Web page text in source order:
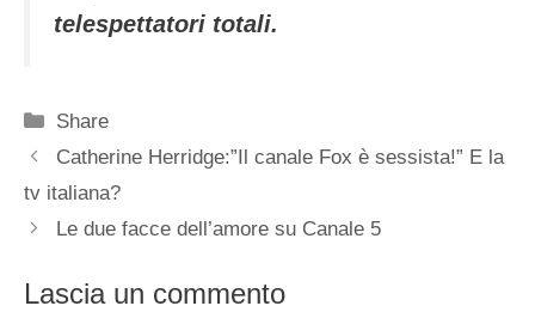
telespettatori totali.
Categorie
Share
Catherine Herridge:”Il canale Fox è sessista!” E la
tv italiana?
Le due facce dell’amore su Canale 5
Lascia un commento